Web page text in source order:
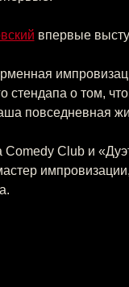
впервые
стендапа о том,
повседневная
Club и